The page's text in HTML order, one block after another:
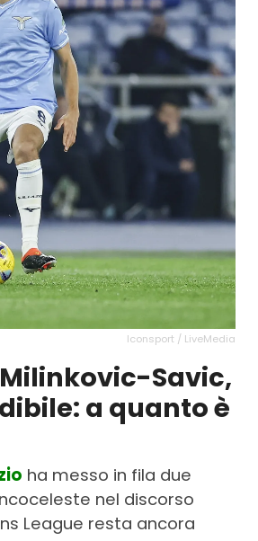
Iconsport / LiveMedia
Savic,
a quanto è
ha messo in fila due
nel discorso
League resta ancora